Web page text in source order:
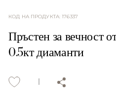
КОД НА ПРОДУКТА:176337
Пръстен за вечност
0.5кт диаманти